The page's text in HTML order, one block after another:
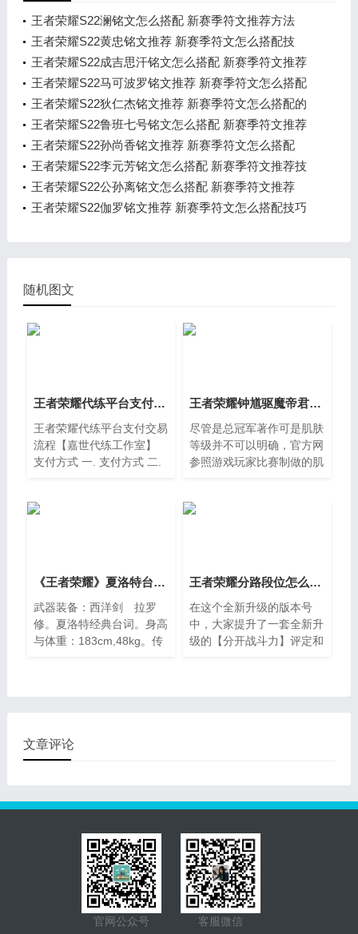
王者荣耀S22澜铭文怎么搭配 新赛季符文推荐方法
王者荣耀S22黄忠铭文推荐 新赛季符文怎么搭配技
巧？
王者荣耀S22成吉思汗铭文怎么搭配 新赛季符文推荐
王者荣耀S22马可波罗铭文推荐 新赛季符文怎么搭配
的攻
王者荣耀S22狄仁杰铭文推荐 新赛季符文怎么搭配的
方法
王者荣耀S22鲁班七号铭文怎么搭配 新赛季符文推荐
方法
王者荣耀S22孙尚香铭文推荐 新赛季符文怎么搭配
王者荣耀S22李元芳铭文怎么搭配 新赛季符文推荐技
巧
王者荣耀S22公孙离铭文怎么搭配 新赛季符文推荐
王者荣耀S22伽罗铭文推荐 新赛季符文怎么搭配技巧
随机图文
王者荣耀代练平台支付交易流程【嘉世代练工作室】
王者荣耀代练平台支付交易
流程【嘉世代练工作室】
支付方式 一. 支付方式 二.
王者荣耀钟馗驱魔帝君售价是多少 价格介绍
尽管是总冠军著作可是肌肤
等级并不可以明确，官方网
参照游戏玩家比赛制做的肌
和安琪拉心灵骇客，一个没
了这一系列产品——源梦会
肤以后是会提升为史诗其
他，云中君和安琪拉皮肤则
明确是诗史质量。
《王者荣耀》夏洛特台词词本详情推荐
武器装备：西洋剑 拉罗
修。夏洛特经典台词。身高
与体重：183cm,48kg。传
的异性朋友典型性：另外有
着粗狂又才气不凡的男生。
王者荣耀分路段位怎么升 调整及增加方法
在这个全新升级的版本号
中，大家提升了一套全新升
级的【分开战斗力】评定和
文章评论
官网公众号 客服微信